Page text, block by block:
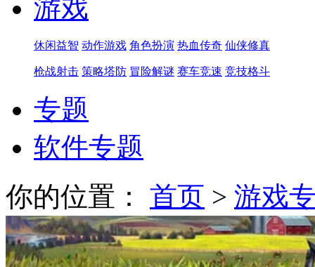
游戏
休闲益智 动作游戏 角色扮演 热血传奇 仙侠修真
枪战射击 策略塔防 冒险解谜 赛车竞速 竞技格斗
专题
软件专题
你的位置： 首页 > 游戏